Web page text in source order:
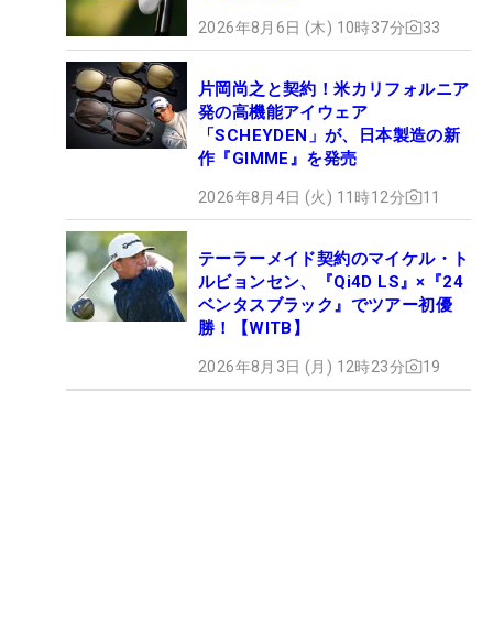
2026年8月6日 (木) 10時37分 33
片岡尚之と契約！米カリフォルニア
発の高機能アイウェア
「SCHEYDEN」が、日本製造の新
作『GIMME』を発売
2026年8月4日 (火) 11時12分 11
テーラーメイド契約のマイケル・ト
ルビョンセン、『Qi4D LS』×『24
ベンタスブラック』でツアー初優
勝！【WITB】
2026年8月3日 (月) 12時23分 19